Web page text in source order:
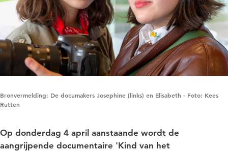
Bronvermelding: De documakers Josephine (links) en Elisabeth - Foto: Kees
Rutten
Op donderdag 4 april aanstaande wordt de
aangrijpende documentaire 'Kind van het